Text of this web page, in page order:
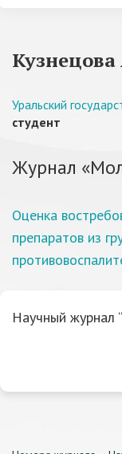
Уральский
студент
Журнал
Оценка
препаратов из
Научный журнал